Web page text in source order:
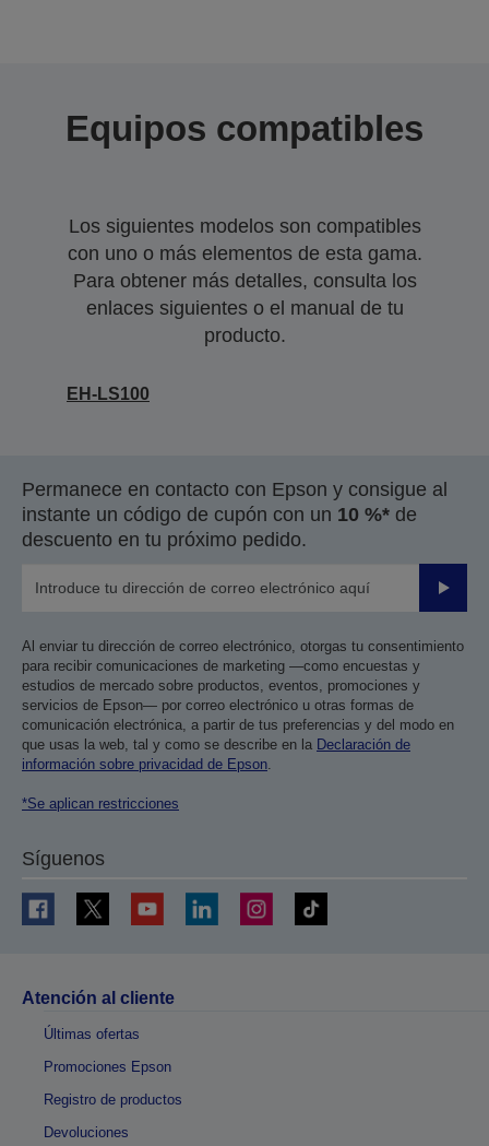
Equipos compatibles
Los siguientes modelos son compatibles
con uno o más elementos de esta gama.
Para obtener más detalles, consulta los
enlaces siguientes o el manual de tu
producto.
EH-LS100
Permanece en contacto con Epson y consigue al
instante un código de cupón con un 10 %* de
descuento en tu próximo pedido.
Enviar
Al enviar tu dirección de correo electrónico, otorgas tu consentimiento
para recibir comunicaciones de marketing —como encuestas y
estudios de mercado sobre productos, eventos, promociones y
servicios de Epson— por correo electrónico u otras formas de
comunicación electrónica, a partir de tus preferencias y del modo en
que usas la web, tal y como se describe en la Declaración de
información sobre privacidad de Epson.
*Se aplican restricciones
Síguenos
Atención al cliente
Últimas ofertas
Promociones Epson
Registro de productos
Devoluciones